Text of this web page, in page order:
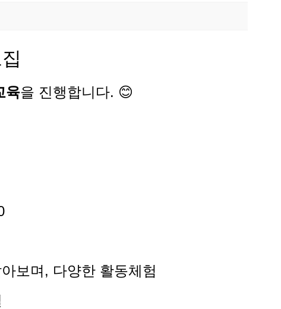
육을 진행합니다. 😊
보며, 다양한 활동체험